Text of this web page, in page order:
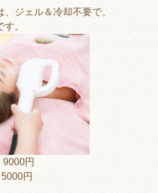
ジェル＆冷却不要で、
。
9000円
5000円